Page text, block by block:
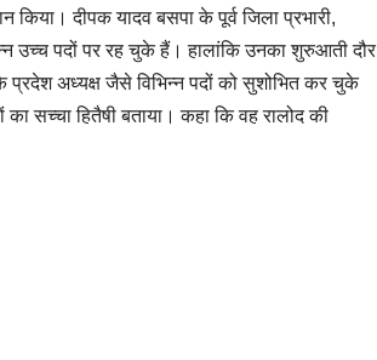
दीपक यादव बसपा के पूर्व जिला प्रभारी,
उच्च पदों पर रह चुके हैं। हालांकि उनका शुरुआती दौर
प्रदेश अध्यक्ष जैसे विभिन्न पदों को सुशोभित कर चुके
सच्चा हितैषी बताया। कहा कि वह रालोद की